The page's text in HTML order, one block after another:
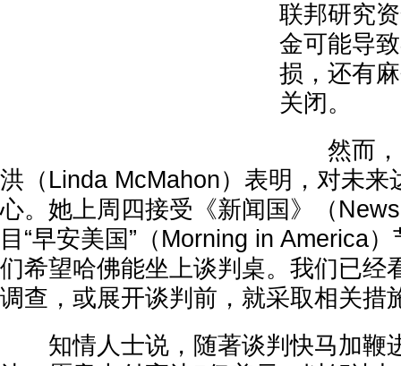
联邦研究
金可能导
损，还有
关闭。
然而，
洪（Linda McMahon）表明，对未来
心。她上周四接受《新闻国》（
目“早安美国”（Morning in America
们希望哈佛能坐上谈判桌。我们已经
调查，或展开谈判前，就采取相关措
知情人士说，随著谈判快马加鞭